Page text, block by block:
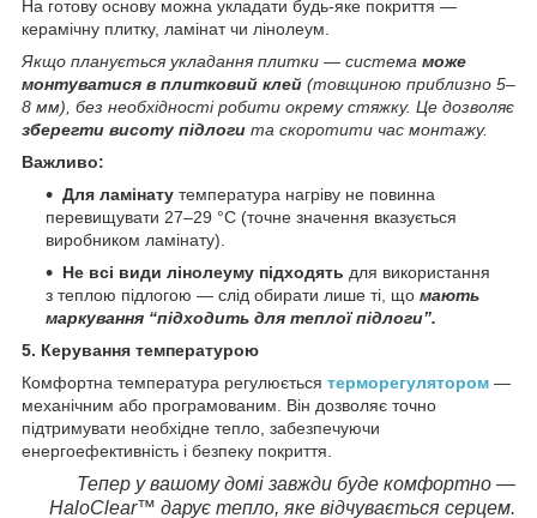
На готову основу можна укладати будь-яке покриття —
керамічну плитку, ламінат чи лінолеум.
Якщо планується укладання плитки — система може
монтуватися в плитковий клей (товщиною приблизно 5–
8 мм), без необхідності робити окрему стяжку. Це дозволяє
зберегти висоту підлоги та скоротити час монтажу.
Важливо:
Для ламінату температура нагріву не повинна
перевищувати 27–29 °C (точне значення вказується
виробником ламінату).
Не всі види лінолеуму підходять для використання
з теплою підлогою — слід обирати лише ті, що мають
маркування “підходить для теплої підлоги”.
5. Керування температурою
Комфортна температура регулюється терморегулятором —
механічним або програмованим. Він дозволяє точно
підтримувати необхідне тепло, забезпечуючи
енергоефективність і безпеку покриття.
Тепер у вашому домі завжди буде комфортно —
HaloClear™ дарує тепло, яке відчувається серцем.